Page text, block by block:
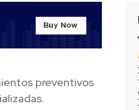
preventivos